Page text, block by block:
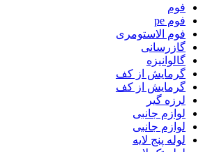
فوم
فوم pe
فوم الاستومری
گازرسانی
گالوانیزه
گرمایش از کف
گرمایش از کف
لرزه گیر
لوازم جانبی
لوازم جانبی
لوله پنج لایه